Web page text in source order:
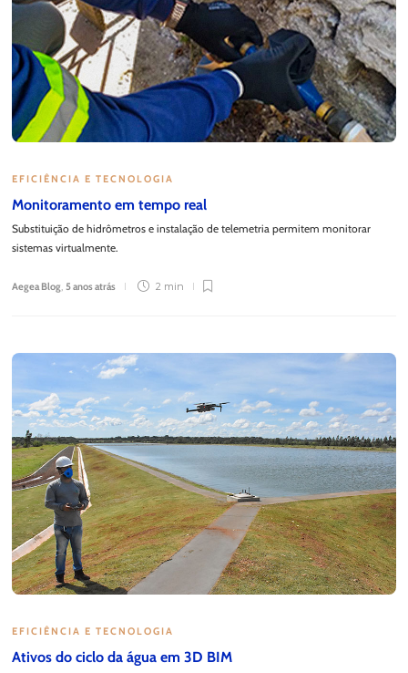
EFICIÊNCIA E TECNOLOGIA
Monitoramento em tempo real
Substituição de hidrômetros e instalação de telemetria permitem monitorar
sistemas virtualmente.
Aegea Blog,5 anos atrás 2 min
EFICIÊNCIA E TECNOLOGIA
Ativos do ciclo da água em 3D BIM